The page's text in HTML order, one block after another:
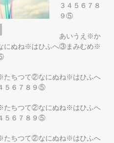
３４５６７８
９⑤
あいうえ※か
にぬね※はひふへ③まみむめ※
ちつて②なにぬね※はひふへ
５６７８９⑤
ちつて②なにぬね※はひふへ
５６７８９⑤
ちつて②なにぬね※はひふへ